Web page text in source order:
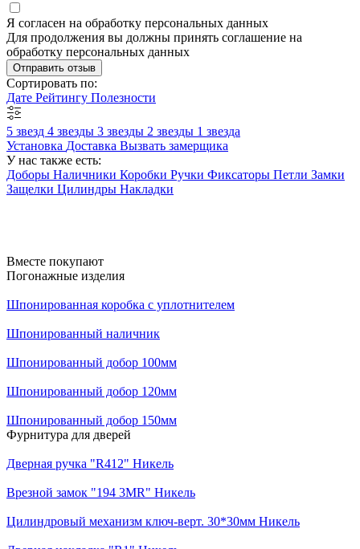
Я согласен на обработку персональных данных
Для продолжения вы должны принять соглашение на
обработку персональных данных
Отправить отзыв
Сортировать по:
Дате Рейтингу Полезности
5 звезд 4 звезды 3 звезды 2 звезды 1 звезда
Установка Доставка Вызвать замерщика
У нас также есть:
Доборы Наличники Коробки Ручки Фиксаторы Петли Замки
Защелки Цилиндры Накладки
Вместе покупают
Погонажные изделия
Шпонированная коробка с уплотнителем
Шпонированный наличник
Шпонированный добор 100мм
Шпонированный добор 120мм
Шпонированный добор 150мм
Фурнитура для дверей
Дверная ручка "R412" Никель
Врезной замок "194 3MR" Никель
Цилиндровый механизм ключ-верт. 30*30мм Никель